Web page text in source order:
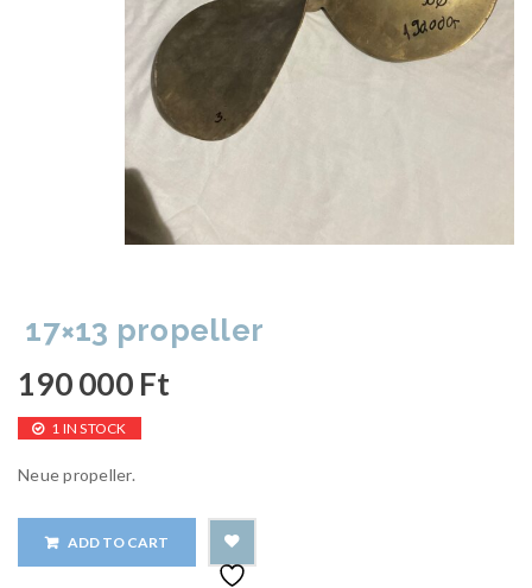
17×13 propeller
190 000 Ft
1 IN STOCK
Neue propeller.
ADD TO CART